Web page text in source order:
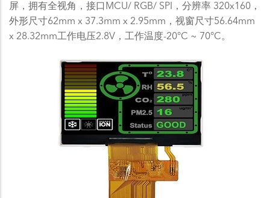
屏，拥有全视角，接口MCU/ RGB/ SPI，分辨率 320x160，
外形尺寸62mm x 37.3mm x 2.95mm，视窗尺寸56.64mm
x 28.32mm工作电压2.8V，工作温度-20°C ~ 70°C。